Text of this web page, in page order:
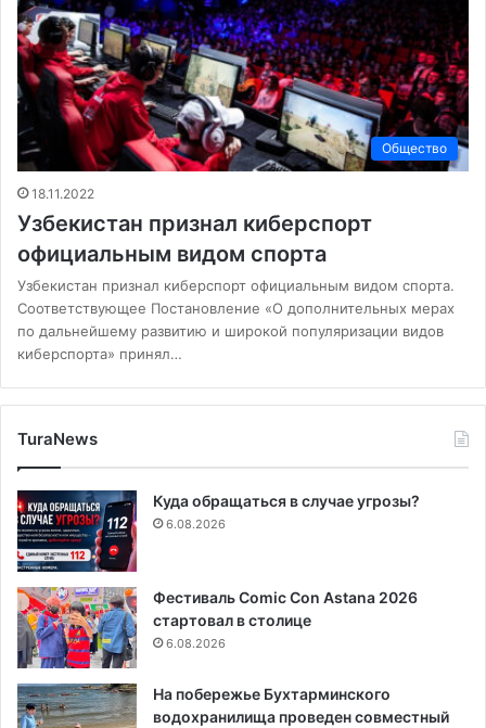
Общество
18.11.2022
Узбекистан признал киберспорт
официальным видом спорта
Узбекистан признал киберспорт официальным видом спорта.
Соответствующее Постановление «О дополнительных мерах
по дальнейшему развитию и широкой популяризации видов
киберспорта» принял…
TuraNews
Куда обращаться в случае угрозы?
6.08.2026
Фестиваль Comic Con Astana 2026
стартовал в столице
6.08.2026
На побережье Бухтарминского
водохранилища проведен совместный